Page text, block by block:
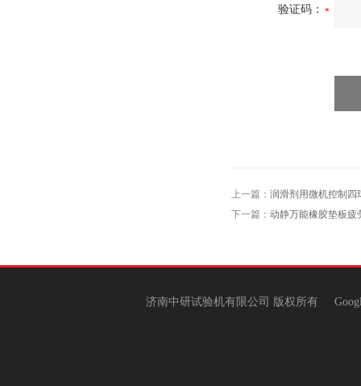
验证码：
上一篇： 润滑剂用微机控制四
下一篇： 动静万能橡胶垫板疲
济南中研试验机有限公司 版权所有